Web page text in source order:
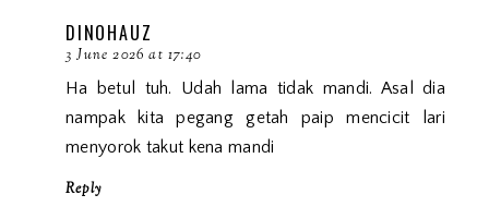
DINOHAUZ
3 June 2026 at 17:40
Ha betul tuh. Udah lama tidak mandi. Asal dia
nampak kita pegang getah paip mencicit lari
menyorok takut kena mandi
Reply